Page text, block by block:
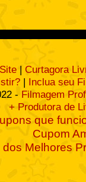
| Curtagora
| Inclua seu
- Filmagem
+ Produtora de
que
Cupom
dos Melhores